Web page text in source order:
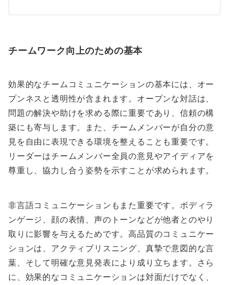
チームワーク向上のための基本
効果的なチームコミュニケーションの基本には、オー
プンネスと透明性が含まれます。オープンな対話は、
問題の解決や助けを求める際に重要であり、信頼の構
築にも寄与します。また、チームメンバーが自分の意
見を自由に表現できる環境を整えることも重要です。
リーダーはチームメンバー全員の意見やアイディアを
尊重し、協力し合う姿勢を示すことが求められます。
非言語コミュニケーションもまた重要です。ボディラ
ンゲージ、顔の表情、声のトーンなどが他者とのやり
取りに影響を与えるためです。高品質のコミュニケー
ションは、アクティブリスニング、真摯で意図的な言
葉、そして明確な意見発表により成り立ちます。さら
に、効果的なコミュニケーションは対面だけでなく、